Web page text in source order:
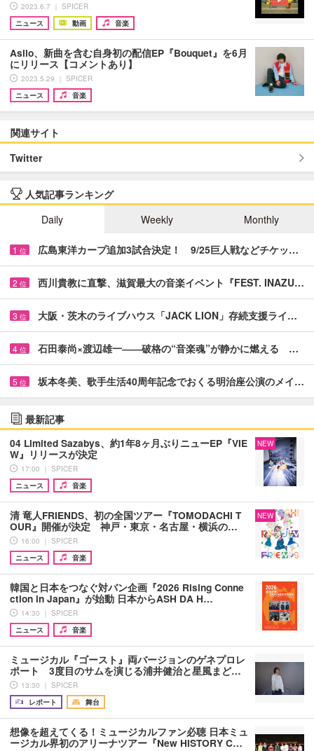
2023.6.7 ｜ SPICER
ニュース
動画 音楽
Asilo、新曲を含む自身初の配信EP『Bouquet』を6月
にリリース【コメントあり】
2023.5.29 ｜ SPICER
ニュース
音楽
関連サイト
Twitter
人気記事ランキング
Daily
Weekly Monthly
1 位 広島東洋カープ追加3試合決定！ 9/25巨人戦などチケッ…
2 位 西川貴教に直撃、滋賀最大の音楽イベント『FEST. INAZU…
3 位 大阪・茨木のライブハウス「JACK LION」存続支援ライ…
4 位 石田泰尚×渡辺雄一――破格の“音楽魂”が静かに燃える …
5 位 坂本冬美、歌手生活40周年記念でおくる明治座公演のメイ…
最新記事
04 Limited Sazabys、約1年8ヶ月ぶりニューEP『VIE
W』リリースが決定
17:00 ｜ SPICER
ニュース
音楽
NEW
清 竜人FRIENDS、初の全国ツアー『TOMODACHI T
OUR』開催が決定 神戸・東京・名古屋・横浜の…
16:00 ｜ SPICER
ニュース
音楽
NEW
韓国と日本をつなぐ対バン企画『2026 Rising Conne
ction in Japan』が始動 日本からASH DA H…
14:30 ｜ SPICER
ニュース
音楽
ミュージカル『ゴースト』両バージョンのゲネプロレ
ポート 3度目のサムを演じる浦井健治と星風まど…
13:30 ｜ SPICER
レポート
舞台
想像を超えてくる！ミュージカルファン必聴 日本ミュ
ージカル界初のアリーナツアー『New HISTORY C…